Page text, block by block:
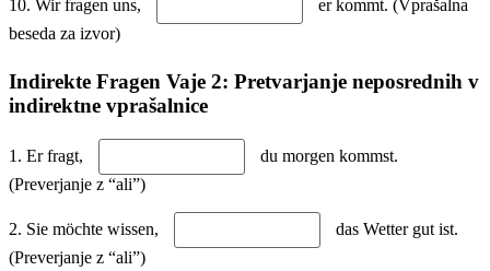
10. Wir fragen uns,
er kommt. (Vprašalna
beseda za izvor)
Indirekte Fragen Vaje 2: Pretvarjanje neposrednih v
indirektne vprašalnice
1. Er fragt,
du morgen kommst.
(Preverjanje z “ali”)
2. Sie möchte wissen,
das Wetter gut ist.
(Preverjanje z “ali”)